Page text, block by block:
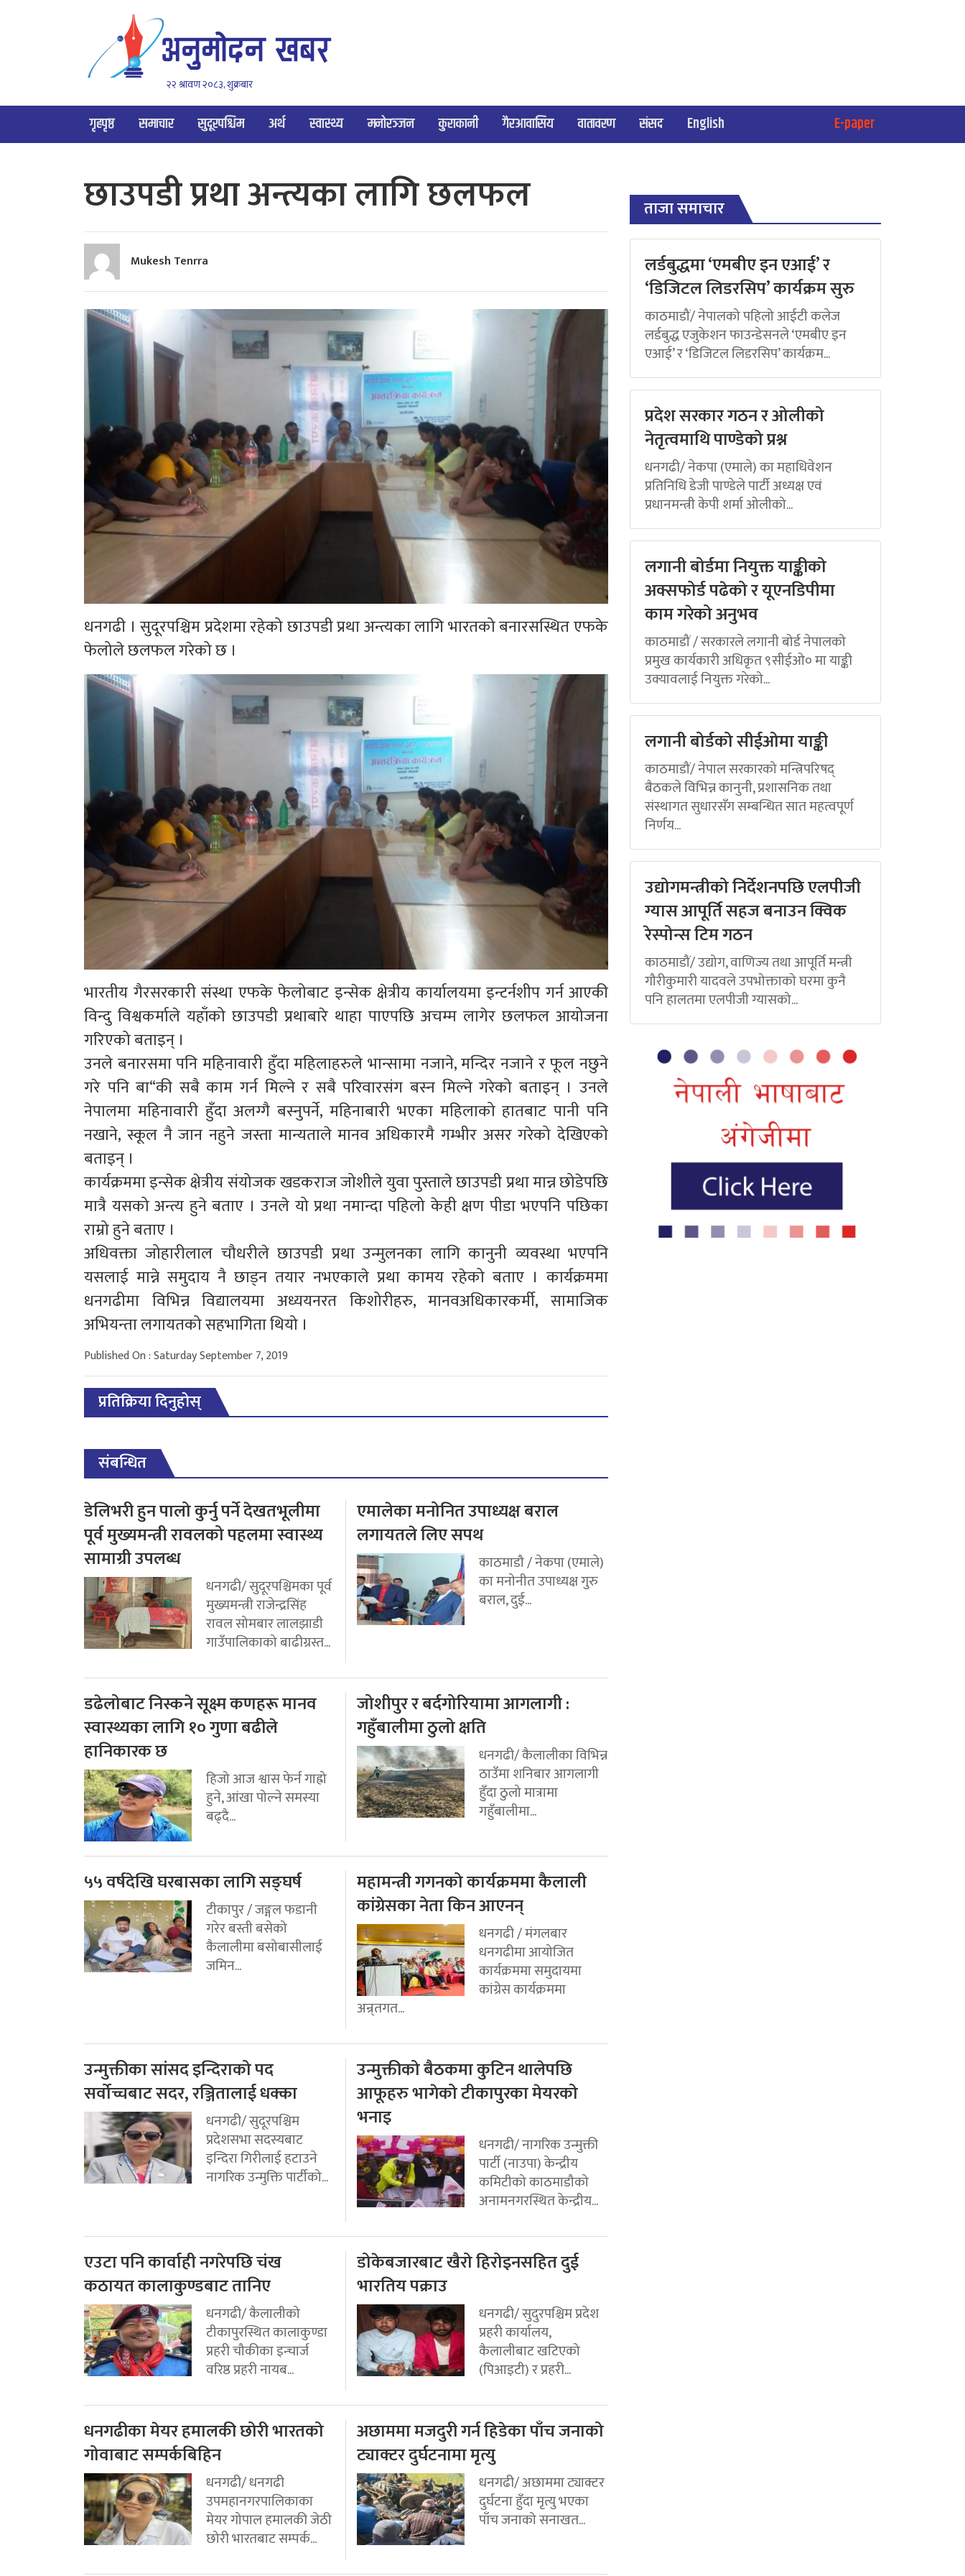
२२ श्रावण २०८३, शुक्रबार
गृहपृष्ठ समाचार सुदूरपश्चिम अर्थ स्वास्थ्य मनोरञ्जन कुराकानी गैरआवासिय वातावरण संसद English E-paper
छाउपडी प्रथा अन्त्यका लागि छलफल
Mukesh Tenrra
धनगढी । सुदूरपश्चिम प्रदेशमा रहेको छाउपडी प्रथा अन्त्यका लागि भारतको बनारसस्थित एफके
फेलोले छलफल गरेको छ ।
भारतीय गैरसरकारी संस्था एफके फेलोबाट इन्सेक क्षेत्रीय कार्यालयमा इन्टर्नशीप गर्न आएकी
विन्दु विश्वकर्माले यहाँको छाउपडी प्रथाबारे थाहा पाएपछि अचम्म लागेर छलफल आयोजना
गरिएको बताइन् ।
उनले बनारसमा पनि महिनावारी हुँदा महिलाहरुले भान्सामा नजाने, मन्दिर नजाने र फूल नछुने
गरे पनि बा“की सबै काम गर्न मिल्ने र सबै परिवारसंग बस्न मिल्ने गरेको बताइन् । उनले
नेपालमा महिनावारी हुँदा अलग्गै बस्नुपर्ने, महिनाबारी भएका महिलाको हातबाट पानी पनि
नखाने, स्कूल नै जान नहुने जस्ता मान्यताले मानव अधिकारमै गम्भीर असर गरेको देखिएको
बताइन् ।
कार्यक्रममा इन्सेक क्षेत्रीय संयोजक खडकराज जोशीले युवा पुस्ताले छाउपडी प्रथा मान्न छोडेपछि
मात्रै यसको अन्त्य हुने बताए । उनले यो प्रथा नमान्दा पहिलो केही क्षण पीडा भएपनि पछिका
राम्रो हुने बताए ।
अधिवक्ता जोहारीलाल चौधरीले छाउपडी प्रथा उन्मुलनका लागि कानुनी व्यवस्था भएपनि
यसलाई मान्ने समुदाय नै छाड्न तयार नभएकाले प्रथा कामय रहेको बताए । कार्यक्रममा
धनगढीमा विभिन्न विद्यालयमा अध्ययनरत किशोरीहरु, मानवअधिकारकर्मी, सामाजिक
अभियन्ता लगायतको सहभागिता थियो ।
Published On : Saturday September 7, 2019
प्रतिक्रिया दिनुहोस्
संबन्धित
डेलिभरी हुन पालो कुर्नु पर्ने देखतभूलीमा
पूर्व मुख्यमन्त्री रावलको पहलमा स्वास्थ्य
सामाग्री उपलब्ध
धनगढी/ सुदूरपश्चिमका पूर्व
मुख्यमन्त्री राजेन्द्रसिंह
रावल सोमबार लालझाडी
गाउँपालिकाको बाढीग्रस्त...
एमालेका मनोनित उपाध्यक्ष बराल
लगायतले लिए सपथ
काठमाडौ / नेकपा (एमाले)
का मनोनीत उपाध्यक्ष गुरु
बराल, दुई...
डढेलोबाट निस्कने सूक्ष्म कणहरू मानव
स्वास्थ्यका लागि १० गुणा बढीले
हानिकारक छ
हिजो आज श्वास फेर्न गाह्रो
हुने, आंखा पोल्ने समस्या
बढ्दै...
जोशीपुर र बर्दगोरियामा आगलागी :
गहुँबालीमा ठुलो क्षति
धनगढी/ कैलालीका विभिन्न
ठाउँमा शनिबार आगलागी
हुँदा ठुलो मात्रामा
गहुँबालीमा...
५५ वर्षदेखि घरबासका लागि सङ्घर्ष
टीकापुर / जङ्गल फडानी
गरेर बस्ती बसेको
कैलालीमा बसोबासीलाई
जमिन...
महामन्त्री गगनको कार्यक्रममा कैलाली
कांग्रेसका नेता किन आएनन्
धनगढी / मंगलबार
धनगढीमा आयोजित
कार्यक्रममा समुदायमा
कांग्रेस कार्यक्रममा
अन्र्तगत...
उन्मुक्तीका सांसद इन्दिराको पद
सर्वोच्चबाट सदर, रञ्जितालाई धक्का
धनगढी/ सुदूरपश्चिम
प्रदेशसभा सदस्यबाट
इन्दिरा गिरीलाई हटाउने
नागरिक उन्मुक्ति पार्टीको...
उन्मुक्तीको बैठकमा कुटिन थालेपछि
आफूहरु भागेको टीकापुरका मेयरको
भनाइ
धनगढी/ नागरिक उन्मुक्ती
पार्टी (नाउपा) केन्द्रीय
कमिटीको काठमाडौको
अनामनगरस्थित केन्द्रीय...
एउटा पनि कार्वाही नगरेपछि चंख
कठायत कालाकुण्डबाट तानिए
धनगढी/ कैलालीको
टीकापुरस्थित कालाकुण्डा
प्रहरी चौकीका इन्चार्ज
वरिष्ठ प्रहरी नायब...
डोकेबजारबाट खैरो हिरोइनसहित दुई
भारतिय पक्राउ
धनगढी/ सुदुरपश्चिम प्रदेश
प्रहरी कार्यालय,
कैलालीबाट खटिएको
(पिआइटी) र प्रहरी...
धनगढीका मेयर हमालकी छोरी भारतको
गोवाबाट सम्पर्कबिहिन
धनगढी/ धनगढी
उपमहानगरपालिकाका
मेयर गोपाल हमालकी जेठी
छोरी भारतबाट सम्पर्क...
अछाममा मजदुरी गर्न हिडेका पाँच जनाको
ट्याक्टर दुर्घटनामा मृत्यु
धनगढी/ अछाममा ट्याक्टर
दुर्घटना हुँदा मृत्यु भएका
पाँच जनाको सनाखत...
ताजा समाचार
लर्डबुद्धमा ‘एमबीए इन एआई’ र
‘डिजिटल लिडरसिप’ कार्यक्रम सुरु
काठमाडौं/ नेपालको पहिलो आईटी कलेज
लर्डबुद्ध एजुकेशन फाउन्डेसनले ‘एमबीए इन
एआई’ र ‘डिजिटल लिडरसिप’ कार्यक्रम...
प्रदेश सरकार गठन र ओलीको
नेतृत्वमाथि पाण्डेको प्रश्न
धनगढी/ नेकपा (एमाले) का महाधिवेशन
प्रतिनिधि डेजी पाण्डेले पार्टी अध्यक्ष एवं
प्रधानमन्त्री केपी शर्मा ओलीको...
लगानी बोर्डमा नियुक्त याङ्कीको
अक्सफोर्ड पढेको र यूएनडिपीमा
काम गरेको अनुभव
काठमाडौं / सरकारले लगानी बोर्ड नेपालको
प्रमुख कार्यकारी अधिकृत ९सीईओ० मा याङ्की
उक्यावलाई नियुक्त गरेको...
लगानी बोर्डको सीईओमा याङ्की
काठमाडौं/ नेपाल सरकारको मन्त्रिपरिषद्
बैठकले विभिन्न कानुनी, प्रशासनिक तथा
संस्थागत सुधारसँग सम्बन्धित सात महत्वपूर्ण
निर्णय...
उद्योगमन्त्रीको निर्देशनपछि एलपीजी
ग्यास आपूर्ति सहज बनाउन क्विक
रेस्पोन्स टिम गठन
काठमाडौं/ उद्योग, वाणिज्य तथा आपूर्ति मन्त्री
गौरीकुमारी यादवले उपभोक्ताको घरमा कुनै
पनि हालतमा एलपीजी ग्यासको...